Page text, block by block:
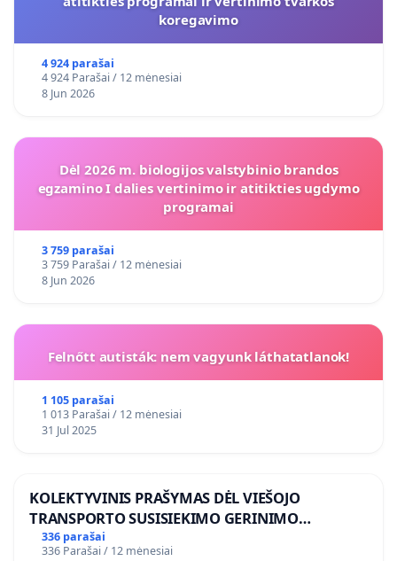
koregavimo
4 924 parašai
4 924 Parašai / 12 mėnesiai
8 Jun 2026
Dėl 2026 m. biologijos valstybinio brandos
egzamino I dalies vertinimo ir atitikties ugdymo
programai
3 759 parašai
3 759 Parašai / 12 mėnesiai
8 Jun 2026
Felnőtt autisták: nem vagyunk láthatatlanok!
1 105 parašai
1 013 Parašai / 12 mėnesiai
31 Jul 2025
KOLEKTYVINIS PRAŠYMAS DĖL VIEŠOJO
TRANSPORTO SUSISIEKIMO GERINIMO
VOSYLIUKŲ KAIME
336 parašai
336 Parašai / 12 mėnesiai